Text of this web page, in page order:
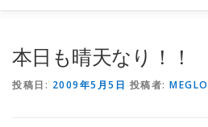
ッ
本日も晴天なり！！
投稿日: 2009年5月5日 投稿者: